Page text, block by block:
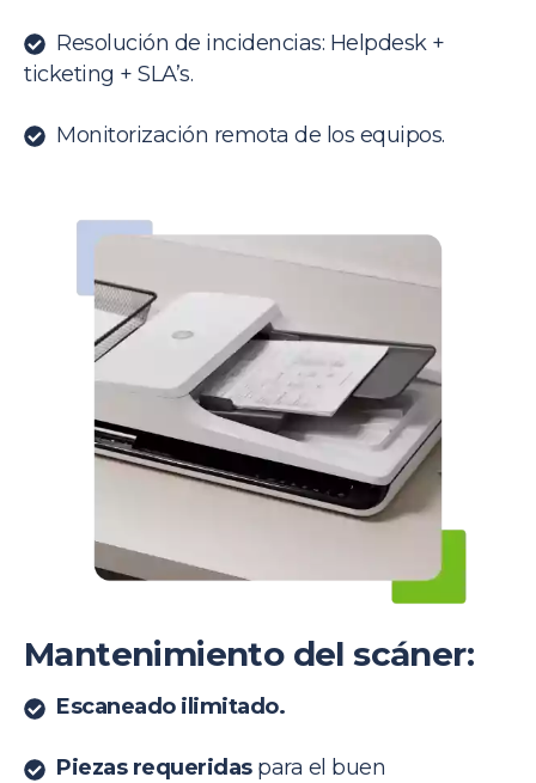
Resolución de incidencias: Helpdesk +
ticketing + SLA’s.
Monitorización remota de los equipos.
Mantenimiento del scáner:
Escaneado ilimitado.
Piezas requeridas para el buen